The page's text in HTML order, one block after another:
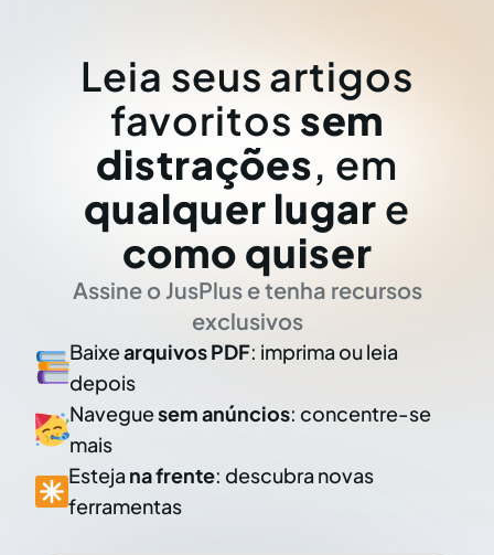
Leia seus artigos
favoritos sem
distrações, em
qualquer lugar e
como quiser
Assine o JusPlus e tenha recursos
exclusivos
Baixearquivos PDF: imprima ou leia
depois
Naveguesem anúncios: concentre-se
mais
Esteja na frente: descubra novas
ferramentas